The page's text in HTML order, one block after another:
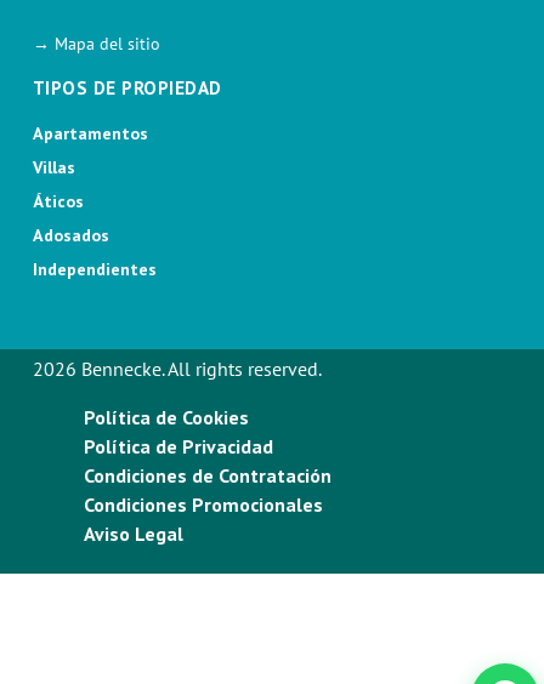
→ Mapa del sitio
TIPOS DE PROPIEDAD
Apartamentos
Villas
Áticos
Adosados
Independientes
2026 Bennecke. All rights reserved.
Política de Cookies
Política de Privacidad
Condiciones de Contratación
Condiciones Promocionales
Aviso Legal